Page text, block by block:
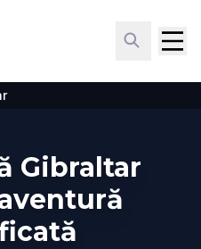
Gibraltar